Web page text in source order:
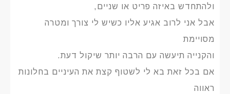
ולהתחדש באיזה פריט או שניים,
אבל אני לרוב אגיע אליו כשיש לי צורך ומטרה
מסויימת
והקנייה תיעשה עם הרבה יותר שיקול דעת.
אם בכל זאת בא לי לשטוף קצת את העיניים בחלונות
ראווה